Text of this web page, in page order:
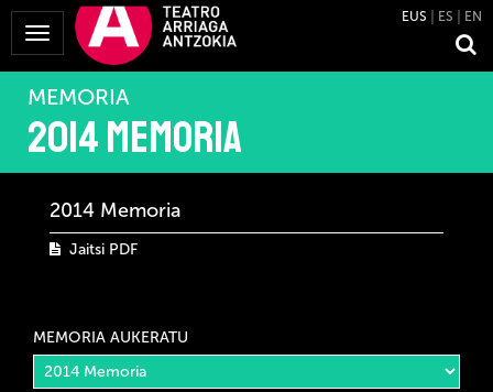
Menua
erakutsi
EUS ES EN
MEMORIA
2014 Memoria
2014 Memoria
Jaitsi PDF
MEMORIA AUKERATU